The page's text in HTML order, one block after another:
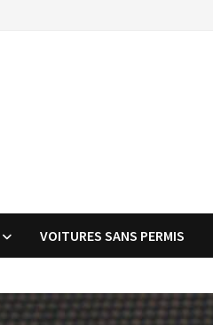
VOITURES SANS PERMIS